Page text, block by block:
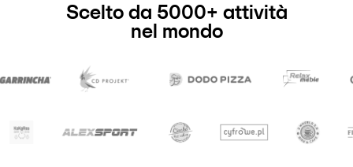
Scelto da 5000+ attività
nel mondo